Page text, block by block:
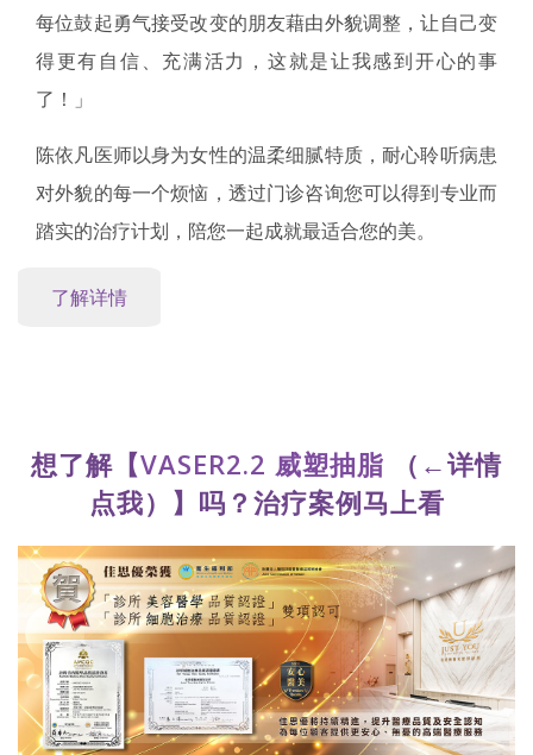
每位鼓起勇气接受改变的朋友藉由外貌调整，让自己变
得更有自信、充满活力，这就是让我感到开心的事
了！」
陈依凡医师以身为女性的温柔细腻特质，耐心聆听病患
对外貌的每一个烦恼，透过门诊咨询您可以得到专业而
踏实的治疗计划，陪您一起成就最适合您的美。
想了解【VASER2.2 威塑抽脂
（←详情
点我）】吗？治疗案例马上看